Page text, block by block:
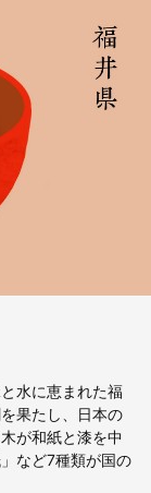
水に恵まれた福
果たし、日本の
が和紙と漆を中
など7種類が国の